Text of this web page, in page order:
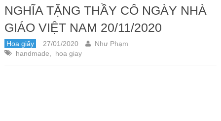
NGHĨA TẶNG THẦY CÔ NGÀY NHÀ
GIÁO VIỆT NAM 20/11/2020
Hoa giấy 27/01/2020
Như Phạm
handmade
hoa giay